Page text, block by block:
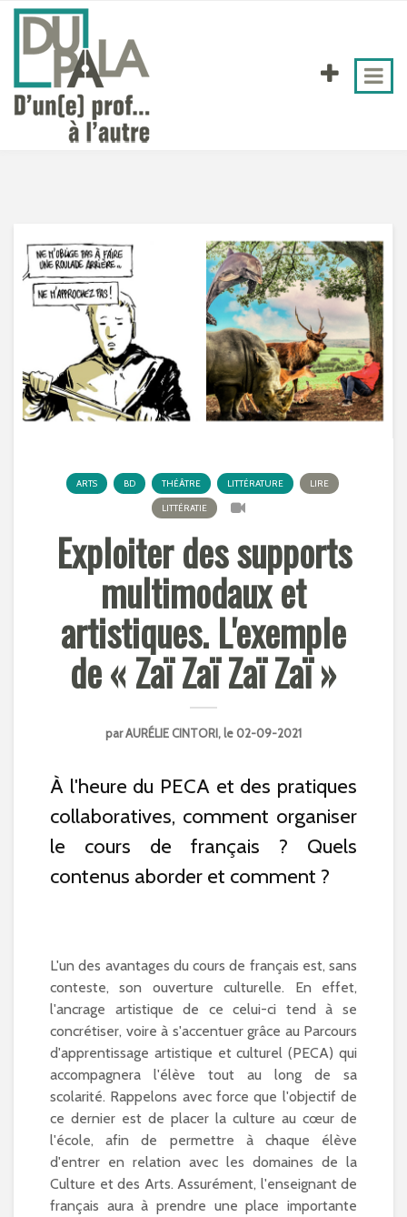
ARTS BD THÉÂTRE LITTÉRATURE LIRE
LITTÉRATIE
Exploiter des supports
multimodaux et
artistiques. L'exemple
de « Zaï Zaï Zaï Zaï »
parAURÉLIE CINTORI, le 02-09-2021
À l'heure du PECA et des pratiques
collaboratives, comment organiser
le cours de français ? Quels
contenus aborder et comment ?
L'un des avantages du cours de français est, sans
conteste, son ouverture culturelle. En effet,
l'ancrage artistique de ce celui-ci tend à se
concrétiser, voire à s'accentuer grâce au Parcours
d'apprentissage artistique et culturel (PECA) qui
accompagnera l'élève tout au long de sa
scolarité. Rappelons avec force que l'objectif de
ce dernier est de placer la culture au cœur de
l'école, afin de permettre à chaque élève
d'entrer en relation avec les domaines de la
Culture et des Arts. Assurément, l'enseignant de
français aura à prendre une place importante